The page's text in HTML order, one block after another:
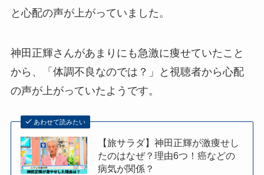
と心配の声が上がっていました。
神田正輝さんがあまりにも急激に痩せていたこと
から、「体調不良なのでは？」と視聴者から心配
の声が上がっていたようです。
あわせて読みたい
【旅サラダ】神田正輝が激痩せし
たのはなぜ？理由6つ！癌などの
病気が関係？